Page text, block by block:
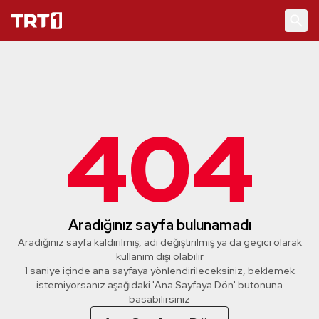
404
Aradığınız sayfa bulunamadı
Aradığınız sayfa kaldırılmış, adı değiştirilmiş ya da geçici olarak
kullanım dışı olabilir
1 saniye içinde ana sayfaya yönlendirileceksiniz, beklemek
istemiyorsanız aşağıdaki 'Ana Sayfaya Dön' butonuna
basabilirsiniz